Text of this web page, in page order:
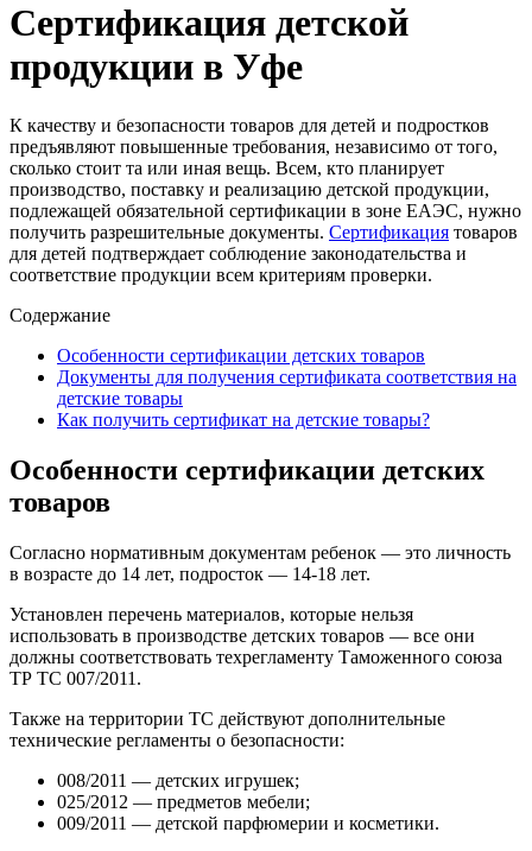
Сертификация детской
продукции в Уфе
К качеству и безопасности товаров для детей и подростков
предъявляют повышенные требования, независимо от того,
сколько стоит та или иная вещь. Всем, кто планирует
производство, поставку и реализацию детской продукции,
подлежащей обязательной сертификации в зоне ЕАЭС, нужно
получить разрешительные документы. Сертификация товаров
для детей подтверждает соблюдение законодательства и
соответствие продукции всем критериям проверки.
Содержание
Особенности сертификации детских товаров
Документы для получения сертификата соответствия на
детские товары
Как получить сертификат на детские товары?
Особенности сертификации детских
товаров
Согласно нормативным документам ребенок — это личность
в возрасте до 14 лет, подросток — 14-18 лет.
Установлен перечень материалов, которые нельзя
использовать в производстве детских товаров — все они
должны соответствовать техрегламенту Таможенного союза
ТР ТС 007/2011.
Также на территории ТС действуют дополнительные
технические регламенты о безопасности:
008/2011 — детских игрушек;
025/2012 — предметов мебели;
009/2011 — детской парфюмерии и косметики.